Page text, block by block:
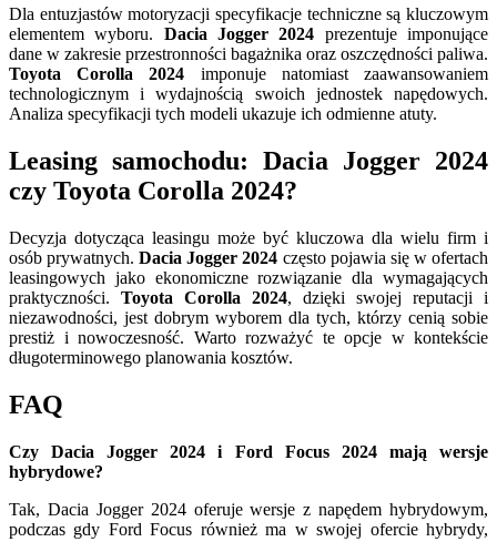
Dla entuzjastów motoryzacji specyfikacje techniczne są kluczowym
elementem wyboru. Dacia Jogger 2024 prezentuje imponujące
dane w zakresie przestronności bagażnika oraz oszczędności paliwa.
Toyota Corolla 2024 imponuje natomiast zaawansowaniem
technologicznym i wydajnością swoich jednostek napędowych.
Analiza specyfikacji tych modeli ukazuje ich odmienne atuty.
Leasing samochodu: Dacia Jogger 2024
czy Toyota Corolla 2024?
Decyzja dotycząca leasingu może być kluczowa dla wielu firm i
osób prywatnych.Dacia Jogger 2024 często pojawia się w ofertach
leasingowych jako ekonomiczne rozwiązanie dla wymagających
praktyczności. Toyota Corolla 2024, dzięki swojej reputacji i
niezawodności, jest dobrym wyborem dla tych, którzy cenią sobie
prestiż i nowoczesność. Warto rozważyć te opcje w kontekście
długoterminowego planowania kosztów.
FAQ
Czy Dacia Jogger 2024 i Ford Focus 2024 mają wersje
hybrydowe?
Tak, Dacia Jogger 2024 oferuje wersje z napędem hybrydowym,
podczas gdy Ford Focus również ma w swojej ofercie hybrydy,